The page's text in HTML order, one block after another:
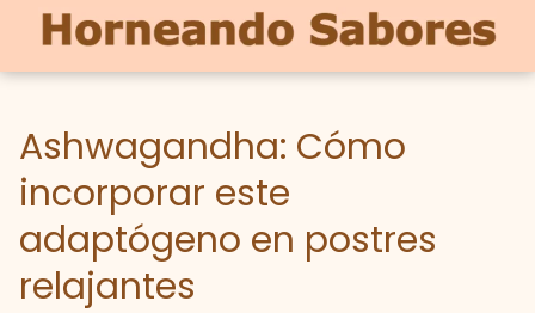
Ashwagandha: Cómo
incorporar este
adaptógeno en postres
relajantes